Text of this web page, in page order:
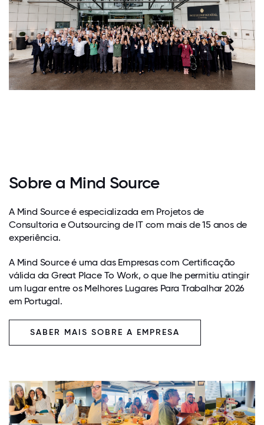
Sobre a Mind Source
A Mind Source é especializada em Projetos de
Consultoria e Outsourcing de IT com mais de 15 anos de
experiência.
A Mind Source é uma das Empresas com Certificação
válida da Great Place To Work, o que lhe permitiu atingir
um lugar entre os Melhores Lugares Para Trabalhar 2026
em Portugal.
SABER MAIS SOBRE A EMPRESA